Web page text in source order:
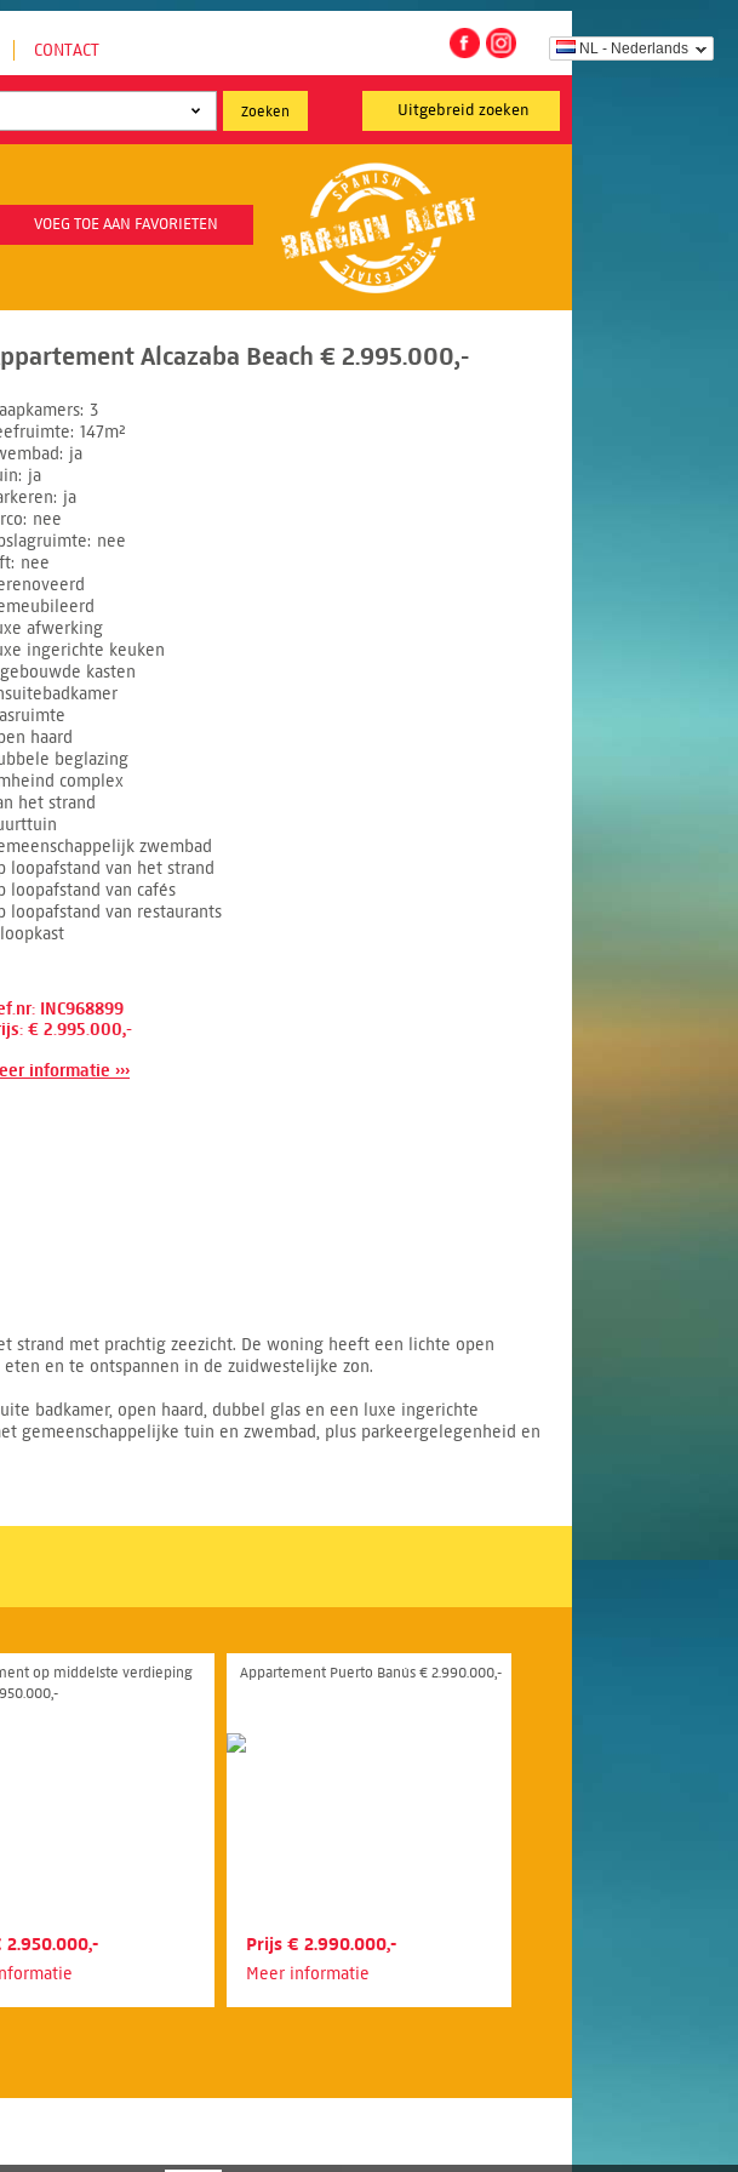
NL - Nederlands
CONTACT
Uitgebreid zoeken
VOEG TOE AAN FAVORIETEN
Alcazaba Beach € 2.995.000,-
3
147m²
ja
ja
ja
nee
nee
nee
afwerking
ingerichte keuken
kasten
haard
beglazing
complex
het strand
zwembad
loopafstand van het strand
loopafstand van cafés
loopafstand van restaurants
INC968899
€ 2.995.000,-
informatie ›››
strand met prachtig zeezicht. De woning heeft een lichte open
en te ontspannen in de zuidwestelijke zon.
badkamer, open haard, dubbel glas en een luxe ingerichte
gemeenschappelijke tuin en zwembad, plus parkeergelegenheid en
op middelste verdieping
2.950.000,-
Appartement Puerto Banús € 2.990.000,-
Prijs € 2.990.000,-
Meer informatie